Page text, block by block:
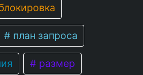
план запроса
размер